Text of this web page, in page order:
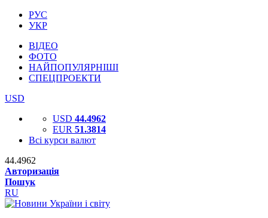
РУС
УКР
ВІДЕО
ФОТО
НАЙПОПУЛЯРНІШІ
СПЕЦПРОЕКТИ
USD
USD 44.4962
EUR 51.3814
Всі курси валют
44.4962
Авторизація
Пошук
RU